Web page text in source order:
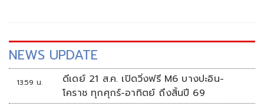
NEWS UPDATE
13:59 น.
ดีเดย์ 21 ส.ค. เปิดวิ่งฟรี M6 บางปะอิน-
โคราช ทุกศุกร์-อาทิตย์ ถึงสิ้นปี 69